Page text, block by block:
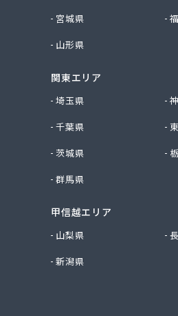
人） 保安センター北部支所
宮城県
山形県
関東エリア
埼玉県
千葉県
茨城県
群馬県
甲信越エリア
山梨県
新潟県